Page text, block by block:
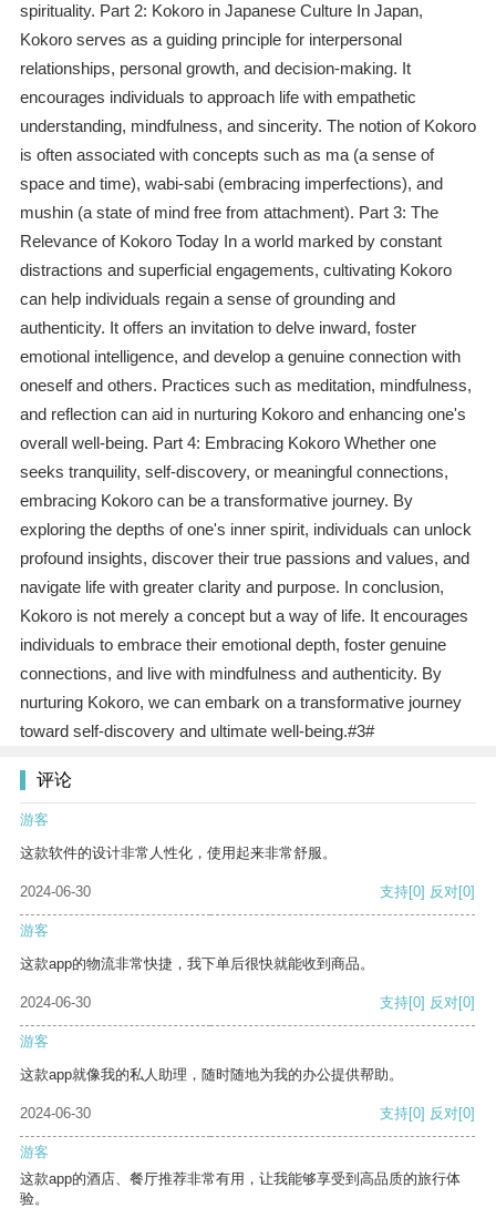
spirituality. Part 2: Kokoro in Japanese Culture In Japan,
Kokoro serves as a guiding principle for interpersonal
relationships, personal growth, and decision-making. It
encourages individuals to approach life with empathetic
understanding, mindfulness, and sincerity. The notion of Kokoro
is often associated with concepts such as ma (a sense of
space and time), wabi-sabi (embracing imperfections), and
mushin (a state of mind free from attachment). Part 3: The
Relevance of Kokoro Today In a world marked by constant
distractions and superficial engagements, cultivating Kokoro
can help individuals regain a sense of grounding and
authenticity. It offers an invitation to delve inward, foster
emotional intelligence, and develop a genuine connection with
oneself and others. Practices such as meditation, mindfulness,
and reflection can aid in nurturing Kokoro and enhancing one's
overall well-being. Part 4: Embracing Kokoro Whether one
seeks tranquility, self-discovery, or meaningful connections,
embracing Kokoro can be a transformative journey. By
exploring the depths of one's inner spirit, individuals can unlock
profound insights, discover their true passions and values, and
navigate life with greater clarity and purpose. In conclusion,
Kokoro is not merely a concept but a way of life. It encourages
individuals to embrace their emotional depth, foster genuine
connections, and live with mindfulness and authenticity. By
nurturing Kokoro, we can embark on a transformative journey
toward self-discovery and ultimate well-being.#3#
评论
游客
这款软件的设计非常人性化，使用起来非常舒服。
2024-06-30 支持[0] 反对[0]
游客
这款app的物流非常快捷，我下单后很快就能收到商品。
2024-06-30 支持[0] 反对[0]
游客
这款app就像我的私人助理，随时随地为我的办公提供帮助。
2024-06-30 支持[0] 反对[0]
游客
这款app的酒店、餐厅推荐非常有用，让我能够享受到高品质的旅行体
验。